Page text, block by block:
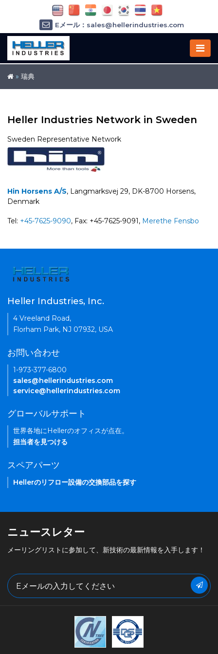
» 瑞典
Heller Industries Network in Sweden
Sweden Representative Network
Hin Horsens A/S, Langmarksvej 29, DK-8700 Horsens,
Denmark
Tel: +45-7625-9090, Fax: +45-7625-9091, Merethe Fensbo
Eメール：sales@hellerindustries.com
Eメール：service@hellerindustries.com
Heller Industries, Inc.
4 Vreeland Road,
Florham Park, NJ 07932, USA
お問い合わせ
1-973-377-6800
sales@hellerindustries.com
service@hellerindustries.com
グローバルサポート
世界各地にHellerのオフィスが点在。
担当者を見つける
スペアパーツ
Hellerのリフロー設備の交換部品を探す
ニュースレター
メーリングリストに参加して、新技術の最新情報を入手します！